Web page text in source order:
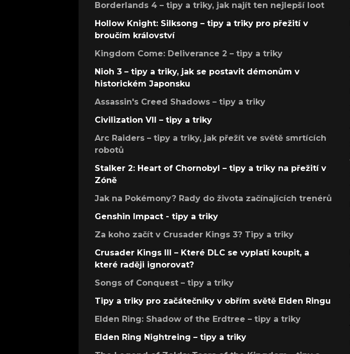
Borderlands 4 – tipy a triky, jak najít ten nejlepší loot
Hollow Knight: Silksong – tipy a triky pro přežití v
broučím království
Kingdom Come: Deliverance 2 – tipy a triky
Nioh 3 – tipy a triky, jak se postavit démonům v
historickém Japonsku
Assassin's Creed Shadows – tipy a triky
Civilization VII – tipy a triky
Arc Raiders – tipy a triky, jak přežít ve světě smrtících
robotů
Stalker 2: Heart of Chornobyl – tipy a triky na přežití v
Zóně
Jak na Pokémony? Rady do života začínajících trenérů
Genshin Impact - tipy a triky
Za koho začít v Crusader Kings 3? Tipy a triky
Crusader Kings III – Které DLC se vyplatí koupit, a
které raději ignorovat?
Songs of Conquest – tipy a triky
Tipy a triky pro začátečníky v obřím světě Elden Ringu
Elden Ring: Shadow of the Erdtree – tipy a triky
Elden Ring Nightreing – tipy a triky